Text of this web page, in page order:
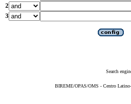
2
3
Search
BIREME/OPAS/OMS - Centro Latino-